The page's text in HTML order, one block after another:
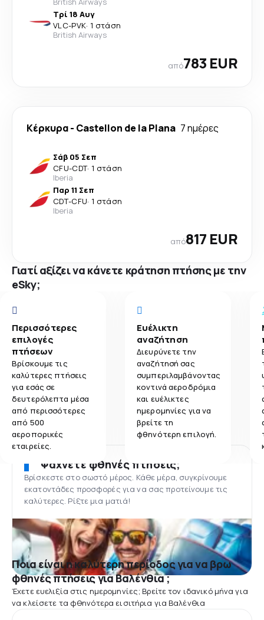
Τρί 18 Αυγ
VLC-PVK· 1 στάση
British Airways
από783 EUR
Κέρκυρα- Castellon de la Plana 7 ημέρες
Σάβ 05 Σεπ
CFU-CDT· 1 στάση
Iberia
Παρ 11 Σεπ
CDT-CFU· 1 στάση
Iberia
από817 EUR
Γιατί αξίζει να κάνετε κράτηση πτήσης με την
eSky;
Περισσότερες
επιλογές
πτήσεων
Βρίσκουμε τις
καλύτερες πτήσεις
για εσάς σε
δευτερόλεπτα μέσα
από περισσότερες
από 500
αεροπορικές
εταιρείες.
Ευέλικτη
αναζήτηση
Διευρύνετε την
αναζήτησή σας
συμπεριλαμβάνοντας
κοντινά αεροδρόμια
και ευέλικτες
ημερομηνίες για να
βρείτε τη
φθηνότερη επιλογή.
Ψάχνετε φθηνές πτήσεις;
Βρίσκεστε στο σωστό μέρος. Κάθε μέρα, συγκρίνουμε
εκατοντάδες προσφορές για να σας προτείνουμε τις
καλύτερες. Ρίξτε μια ματιά!
Ποια είναι η καλύτερη περίοδος για να βρω
φθηνές πτήσεις για Βαλένθια ;
Έχετε ευελιξία στις ημερομηνίες; Βρείτε τον ιδανικό μήνα για
να κλείσετε τα φθηνότερα εισιτήρια για Βαλένθια